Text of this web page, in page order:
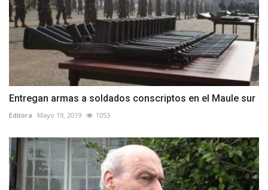
Entregan armas a soldados conscriptos en el Maule sur
Editora Mayo 19, 2019 1053